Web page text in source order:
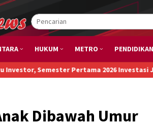
HUKUM METRO PENDIDIKAN
Pertama 2026 Investasi Jakarta Capai
Dibawah Umur